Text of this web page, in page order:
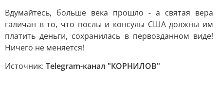
Вдумайтесь, больше века прошло - а святая вера
галичан в то, что послы и консулы США должны им
платить деньги, сохранилась в первозданном виде!
Ничего не меняется!
Источник: Telegram-канал "КОРНИЛОВ"